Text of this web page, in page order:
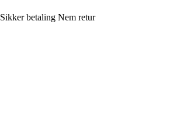
Sikker betaling Nem retur